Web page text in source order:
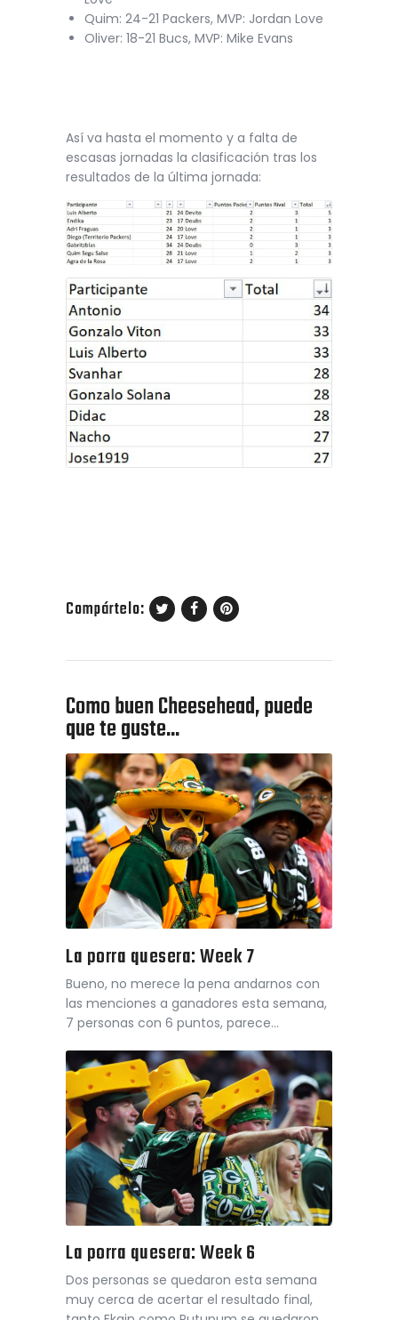
Quim: 24-21 Packers, MVP: Jordan Love
Oliver: 18-21 Bucs, MVP: Mike Evans
Así va hasta el momento y a falta de
escasas jornadas la clasificación tras los
resultados de la última jornada:
Compártelo:
Como buen Cheesehead, puede
que te guste...
La porra quesera: Week 7
Bueno, no merece la pena andarnos con
las menciones a ganadores esta semana,
7 personas con 6 puntos, parece…
La porra quesera: Week 6
Dos personas se quedaron esta semana
muy cerca de acertar el resultado final,